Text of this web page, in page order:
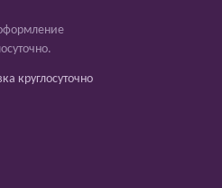
круглосуточно